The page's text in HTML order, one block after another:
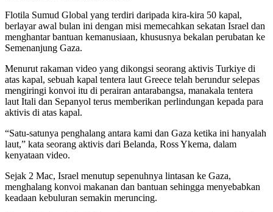
Flotila Sumud Global yang terdiri daripada kira-kira 50 kapal,
berlayar awal bulan ini dengan misi memecahkan sekatan Israel dan
menghantar bantuan kemanusiaan, khususnya bekalan perubatan ke
Semenanjung Gaza.
Menurut rakaman video yang dikongsi seorang aktivis Turkiye di
atas kapal, sebuah kapal tentera laut Greece telah berundur selepas
mengiringi konvoi itu di perairan antarabangsa, manakala tentera
laut Itali dan Sepanyol terus memberikan perlindungan kepada para
aktivis di atas kapal.
“Satu-satunya penghalang antara kami dan Gaza ketika ini hanyalah
laut,” kata seorang aktivis dari Belanda, Ross Ykema, dalam
kenyataan video.
Sejak 2 Mac, Israel menutup sepenuhnya lintasan ke Gaza,
menghalang konvoi makanan dan bantuan sehingga menyebabkan
keadaan kebuluran semakin meruncing.